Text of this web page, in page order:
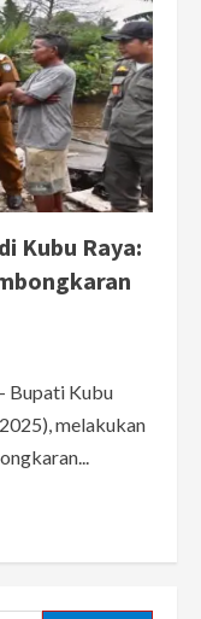
Kubu Raya:
Bupati Kubu
melakukan